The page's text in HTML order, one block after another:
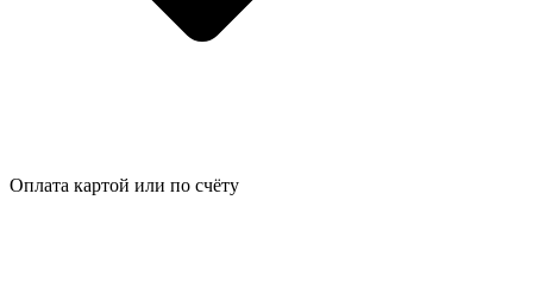
Оплата картой или по счёту